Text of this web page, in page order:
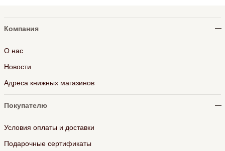
Компания
О нас
Новости
Адреса книжных магазинов
Покупателю
Условия оплаты и доставки
Подарочные сертификаты